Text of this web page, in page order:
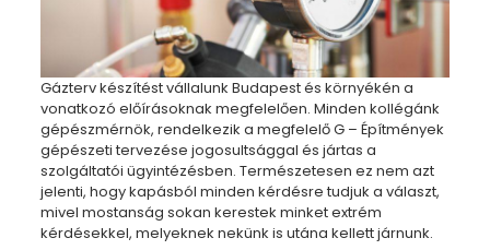
Gázterv készítést vállalunk Budapest és környékén a
vonatkozó előírásoknak megfelelően. Minden kollégánk
gépészmérnök, rendelkezik a megfelelő G – Építmények
gépészeti tervezése jogosultsággal és jártas a
szolgáltatói ügyintézésben. Természetesen ez nem azt
jelenti, hogy kapásból minden kérdésre tudjuk a választ,
mivel mostanság sokan kerestek minket extrém
kérdésekkel, melyeknek nekünk is utána kellett járnunk.